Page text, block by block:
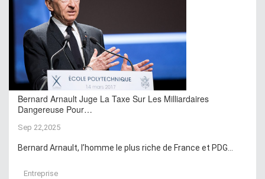
Bernard Arnault Juge La Taxe Sur Les Milliardaires
Dangereuse Pour…
Sep 22,2025
Bernard Arnault, l’homme le plus riche de France et PDG...
Entreprise